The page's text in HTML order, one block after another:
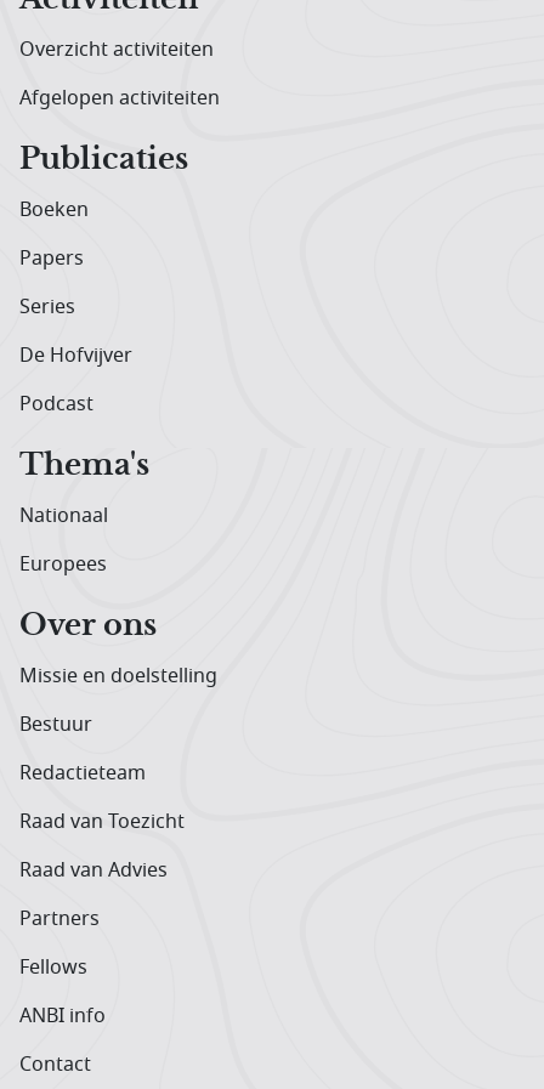
Overzicht activiteiten
Afgelopen activiteiten
Publicaties
Boeken
Papers
Series
De Hofvijver
Podcast
Thema's
Nationaal
Europees
Over ons
Missie en doelstelling
Bestuur
Redactieteam
Raad van Toezicht
Raad van Advies
Partners
Fellows
ANBI info
Contact